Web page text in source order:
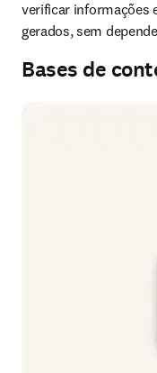
verificar informações
gerados, sem
Bases de